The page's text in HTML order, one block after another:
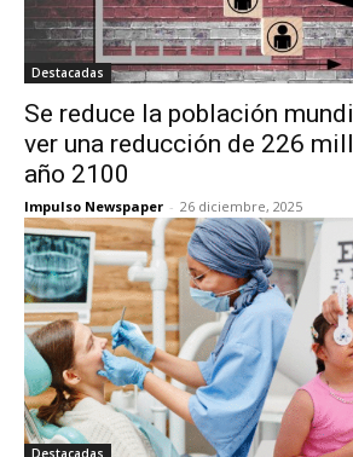
Destacadas
Se reduce la población
ver una reducción de 226
año 2100
Impulso Newspaper - 26 diciembre, 2025
Destacadas